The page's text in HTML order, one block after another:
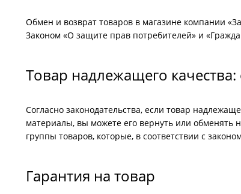
Шпонированные
Двери ламинат
Гарантия и
Обмен и возврат товаров в магазине компании
Законом «О защите прав потребителей» и
Товар надлежащего
Согласно законодательства, если товар
материалы, вы можете его вернуть или обменять
группы товаров, которые, в соответствии с
Гарантия на товар